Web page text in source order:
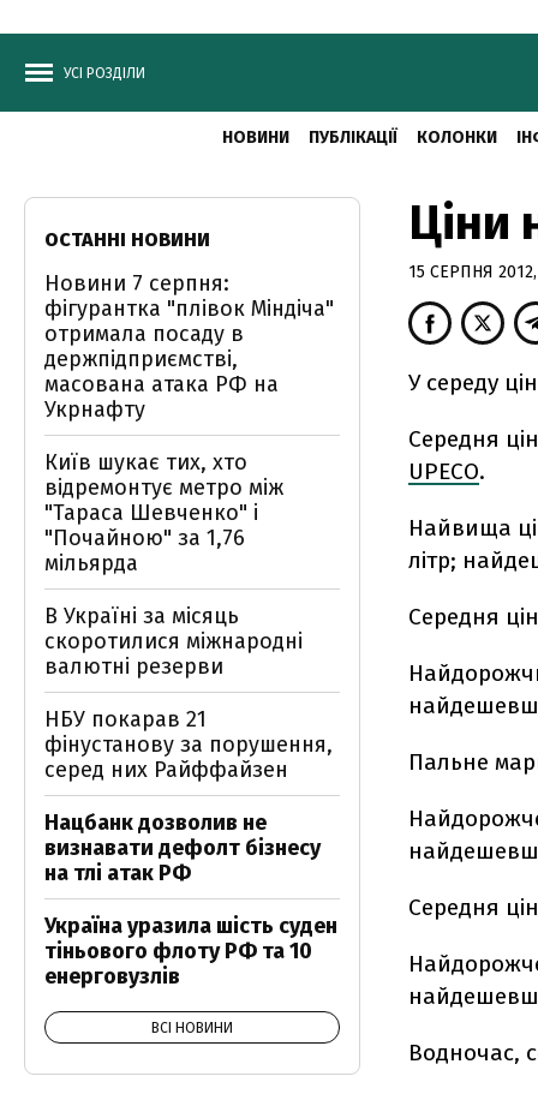
УСІ РОЗДІЛИ
НОВИНИ ПУБЛІКАЦІЇ КОЛОНКИ
Ціни
15 СЕРПНЯ 2012,
У середу
Середня
UPECO.
Найвища
літр;
Середня
Пальне
Середня
Водночас,
ОСТАННІ НОВИНИ
Новини 7 серпня:
фігурантка "плівок Міндіча"
отримала посаду в
держпідприємстві,
масована атака РФ на
Укрнафту
Київ шукає тих, хто
відремонтує метро між
"Тараса Шевченко" і
"Почайною" за 1,76
мільярда
В Україні за місяць
скоротилися міжнародні
валютні резерви
НБУ покарав 21
фінустанову за порушення,
серед них Райффайзен
Нацбанк дозволив не
визнавати дефолт бізнесу
на тлі атак РФ
Україна уразила шість суден
тіньового флоту РФ та 10
енерговузлів
ВСІ НОВИНИ